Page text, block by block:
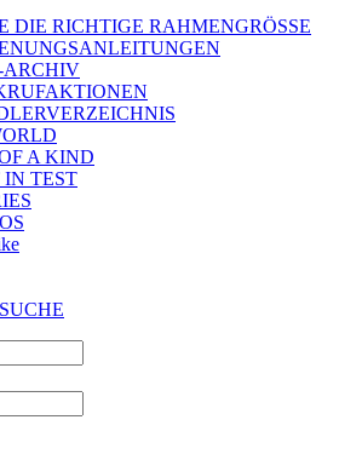
DIE RICHTIGE RAHMENGRÖSSE
A KIND
IN TEST